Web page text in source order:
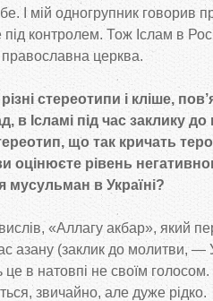
І мій одногрупник говорив
контролем. Тож Іслам в
церква.
стереотипи і кліше,
в Ісламі під час заклику
що так кричать
оцінюєте рівень
мусульман в Україні?
«Аллагу акбар», який
азану (заклик до молитви,
це в натовпі не своїм
звичайно, але дуже рідко.